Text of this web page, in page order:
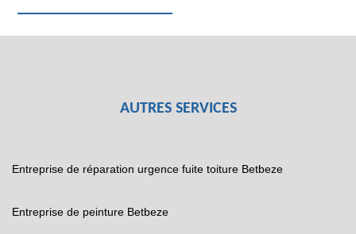
AUTRES SERVICES
Entreprise de réparation urgence fuite toiture Betbeze
Entreprise de peinture Betbeze